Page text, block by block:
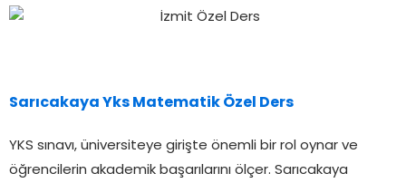
Sarıcakaya Yks Matematik Özel Ders
YKS sınavı, üniversiteye girişte önemli bir rol oynar ve
öğrencilerin akademik başarılarını ölçer. Sarıcakaya